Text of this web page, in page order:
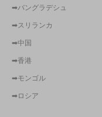
➡バングラデシュ
➡スリランカ
➡中国
➡香港
➡モンゴル
➡ロシア